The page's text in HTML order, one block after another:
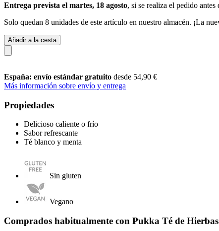
Entrega prevista el martes, 18 agosto, si se realiza el pedido antes
Solo quedan 8 unidades de este artículo en nuestro almacén. ¡La
Añadir a la cesta
España: envío estándar gratuito desde 54,90 €
Más información sobre envío y entrega
Propiedades
Delicioso caliente o frío
Sabor refrescante
Té blanco y menta
Sin gluten
Vegano
Comprados habitualmente con Pukka Té de